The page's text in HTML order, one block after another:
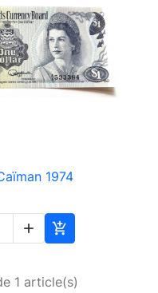
rapide
1974
 
1 article(s)